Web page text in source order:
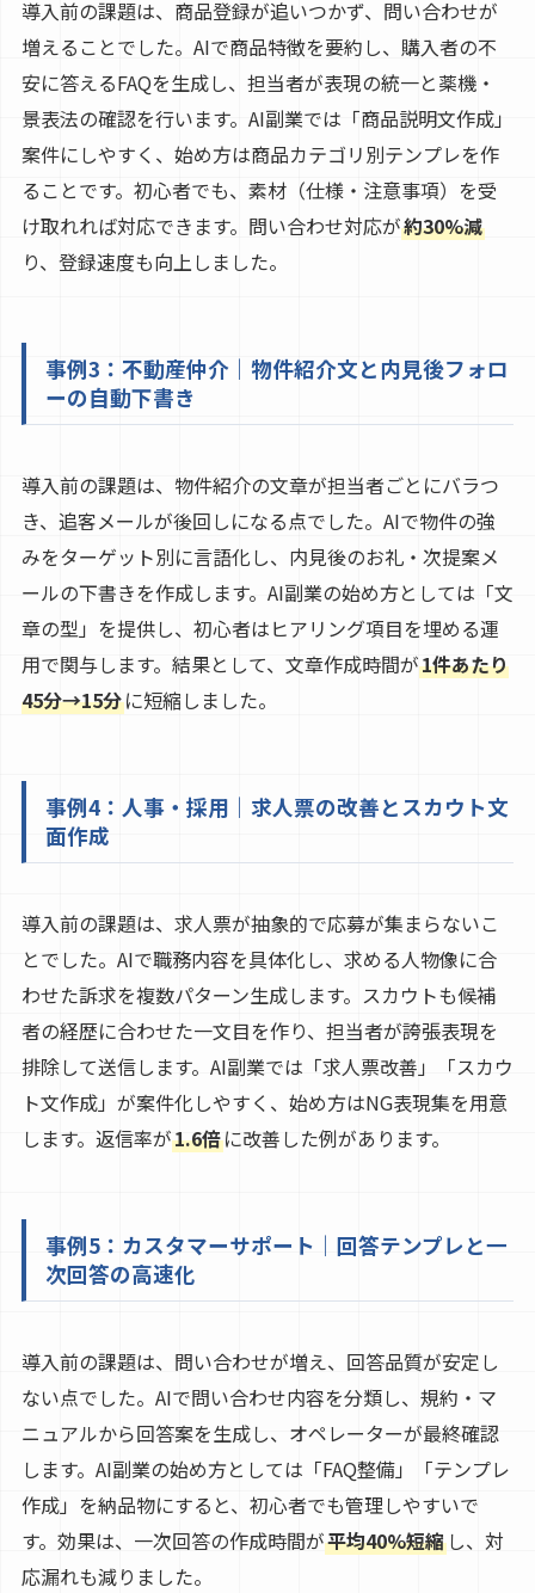
導入前の課題は、商品登録が追いつかず、問い合わせが
増えることでした。AIで商品特徴を要約し、購入者の不
安に答えるFAQを生成し、担当者が表現の統一と薬機・
景表法の確認を行います。AI副業では「商品説明文作成」
案件にしやすく、始め方は商品カテゴリ別テンプレを作
ることです。初心者でも、素材（仕様・注意事項）を受
け取れれば対応できます。問い合わせ対応が約30%減
り、登録速度も向上しました。
事例3：不動産仲介｜物件紹介文と内見後フォロ
ーの自動下書き
導入前の課題は、物件紹介の文章が担当者ごとにバラつ
き、追客メールが後回しになる点でした。AIで物件の強
みをターゲット別に言語化し、内見後のお礼・次提案メ
ールの下書きを作成します。AI副業の始め方としては「文
章の型」を提供し、初心者はヒアリング項目を埋める運
用で関与します。結果として、文章作成時間が1件あたり
45分→15分に短縮しました。
事例4：人事・採用｜求人票の改善とスカウト文
面作成
導入前の課題は、求人票が抽象的で応募が集まらないこ
とでした。AIで職務内容を具体化し、求める人物像に合
わせた訴求を複数パターン生成します。スカウトも候補
者の経歴に合わせた一文目を作り、担当者が誇張表現を
排除して送信します。AI副業では「求人票改善」「スカウ
ト文作成」が案件化しやすく、始め方はNG表現集を用意
します。返信率が1.6倍に改善した例があります。
事例5：カスタマーサポート｜回答テンプレと一
次回答の高速化
導入前の課題は、問い合わせが増え、回答品質が安定し
ない点でした。AIで問い合わせ内容を分類し、規約・マ
ニュアルから回答案を生成し、オペレーターが最終確認
します。AI副業の始め方としては「FAQ整備」「テンプレ
作成」を納品物にすると、初心者でも管理しやすいで
す。効果は、一次回答の作成時間が平均40%短縮し、対
応漏れも減りました。